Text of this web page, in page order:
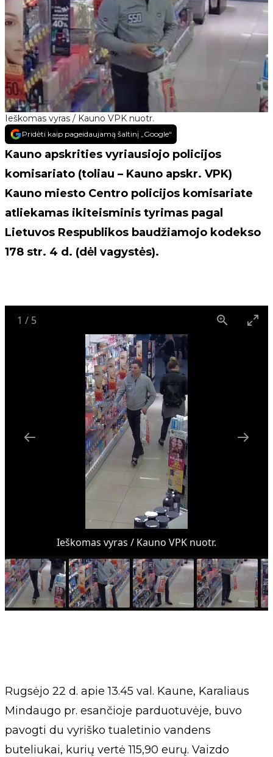
Ieškomas vyras / Kauno VPK nuotr.
Pridėti kaip pageidaujamą šaltinį „Google“
Kauno apskrities vyriausiojo policijos
komisariato (toliau – Kauno apskr. VPK)
Kauno miesto Centro policijos komisariate
atliekamas ikiteisminis tyrimas pagal
Lietuvos Respublikos baudžiamojo kodekso
178 str. 4 d. (dėl vagystės).
1 / 5
Ieškomas vyras / Kauno VPK nuotr.
Rugsėjo 22 d. apie 13.45 val. Kaune, Karaliaus
Mindaugo pr. esančioje parduotuvėje, buvo
pavogti du vyriško tualetinio vandens
buteliukai, kurių vertė 115,90 eurų. Vaizdo